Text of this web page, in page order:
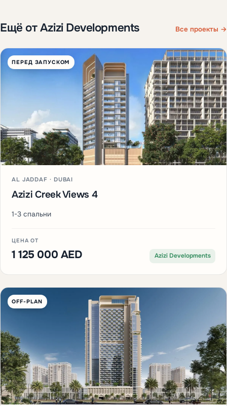
Ещё от Azizi Developments Все проекты →
ПЕРЕД ЗАПУСКОМ
AL JADDAF · DUBAI
Azizi Creek Views 4
1-3 спальни
ЦЕНА ОТ
1 125 000 AED Azizi Developments
OFF-PLAN